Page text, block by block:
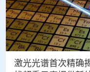
激光光谱首次精确